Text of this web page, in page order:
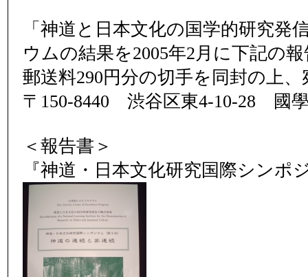
「神道と日本文化の国学的研究
ウムの結果を2005年2月に下記の
郵送料290円分の切手を同封の上
〒150-8440 渋谷区東4-10-28 國
＜報告書＞
『神道・日本文化研究国際シン